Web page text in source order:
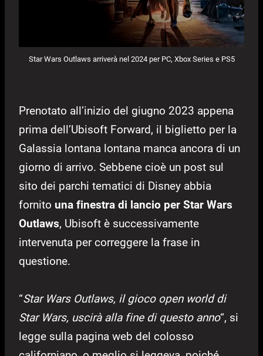
Star Wars Outlaws arriverà nel 2024 per PC, Xbox Series e PS5
Prenotato all’inizio del giugno 2023 appena
prima dell’Ubisoft Forward, il biglietto per la
Galassia lontana lontana manca ancora di un
giorno di arrivo. Sebbene cioè un post sul
sito dei parchi tematici di Disney abbia
fornito una finestra di lancio per Star Wars
Outlaws, Ubisoft è successivamente
intervenuta per correggere la frase in
questione.
“Star Wars Outlaws, il gioco open world di
Star Wars, uscirà alla fine di questo anno“, si
legge sulla pagina web del colosso